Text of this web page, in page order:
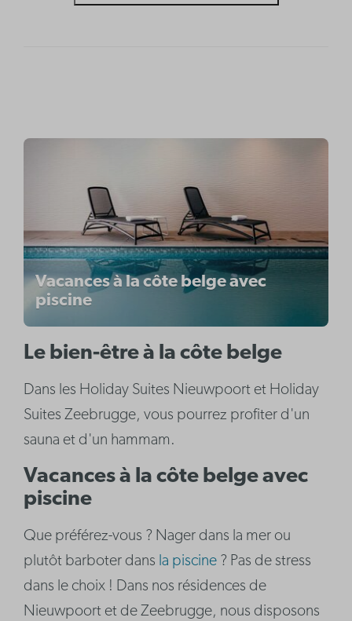
Vacances à la côte belge avec
piscine
Le bien-être à la côte belge
Dans les Holiday Suites Nieuwpoort et Holiday
Suites Zeebrugge, vous pourrez profiter d'un
sauna et d'un hammam.
Vacances à la côte belge avec
piscine
Que préférez-vous ? Nager dans la mer ou
plutôt barboter dans la piscine ? Pas de stress
dans le choix ! Dans nos résidences de
Nieuwpoort et de Zeebrugge, nous disposons